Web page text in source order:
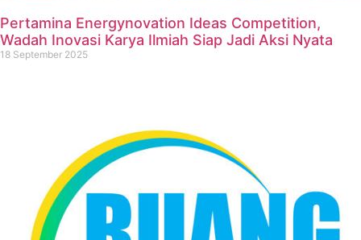
Pertamina Energynovation Ideas Competition,
Wadah Inovasi Karya Ilmiah Siap Jadi Aksi Nyata
18 September 2025